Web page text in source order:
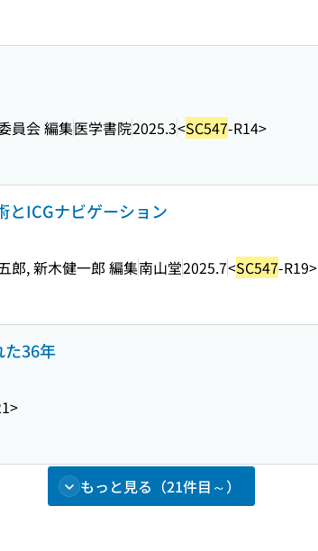
員会 編集医学書院2025.3<SC547-R14>
とICGナビゲーション
郎, 新木健一郎 編集南山堂2025.7<SC547-R19>
た36年
もっと見る（21件目～）